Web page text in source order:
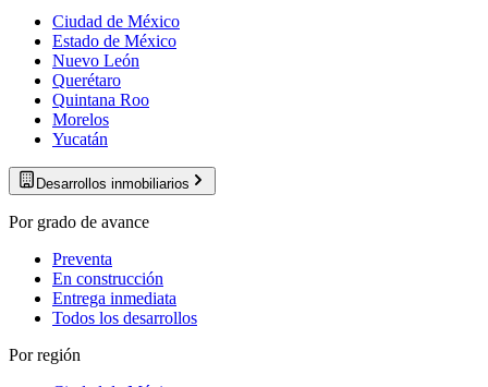
Ciudad de México
Estado de México
Nuevo León
Querétaro
Quintana Roo
Morelos
Yucatán
Desarrollos inmobiliarios
Por grado de avance
Preventa
En construcción
Entrega inmediata
Todos los desarrollos
Por región